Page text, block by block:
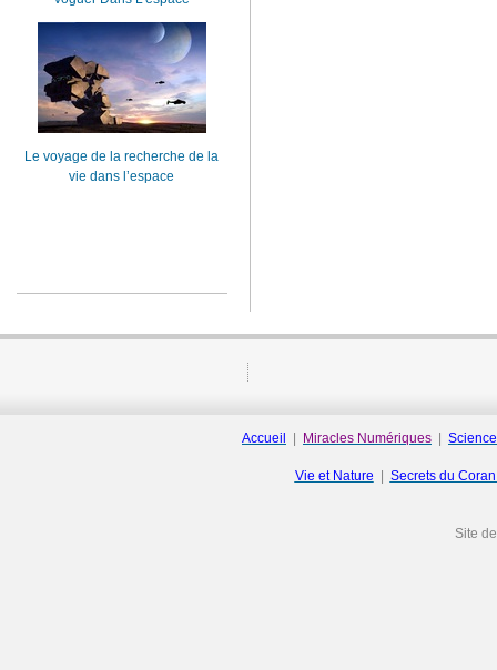
Le voyage de la recherche de la
vie dans l’espace
Accueil Miracles Numériques
Vie et Nature Secrets du
Site